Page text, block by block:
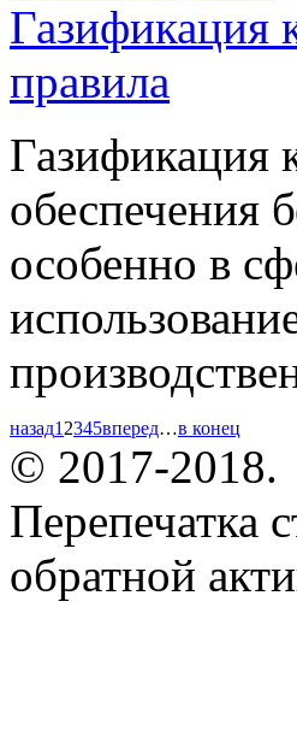
Газификация
правила
Газификация
обеспечения
особенно в
назад1 2345вперед…в конец
© 2017-2018.
Перепечатка
обратной